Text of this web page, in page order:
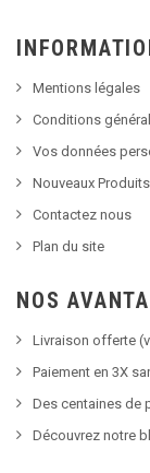
Mentions légales
Conditions
Vos données
Nouveaux Produits
Contactez nous
Plan du site
NOS
Livraison offerte
Paiement en 3X
Des centaines de
Découvrez notre